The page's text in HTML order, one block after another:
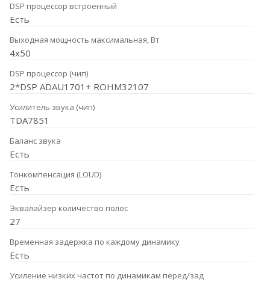
DSP процессор встроенный
Есть
Выходная мощность максимальная, Вт
4x50
DSP процессор (чип)
2*DSP ADAU1701+ ROHM32107
Усилитель звука (чип)
TDA7851
Баланс звука
Есть
Тонкомпенсация (LOUD)
Есть
Эквалайзер количество полос
27
Временная задержка по каждому динамику
Есть
Усиление низких частот по динамикам перед/зад